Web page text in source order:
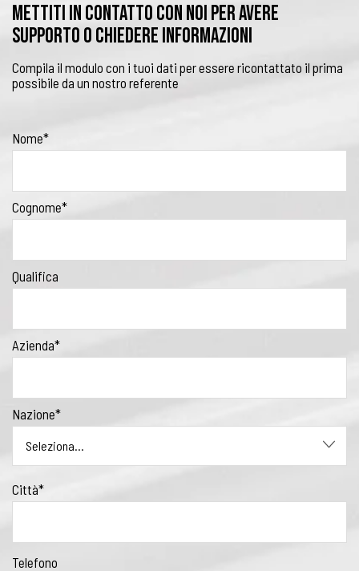
Mettiti in contatto con noi per avere
supporto o chiedere informazioni
Compila il modulo con i tuoi dati per essere ricontattato il prima
possibile da un nostro referente
Nome*
Cognome*
Qualifica
Azienda*
Nazione*
Città*
Telefono